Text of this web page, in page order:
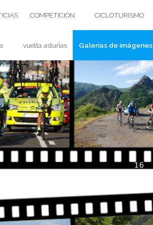
COMPETICIÓN CICLOTURISMO
vuelta asturias Galerías de imágenes